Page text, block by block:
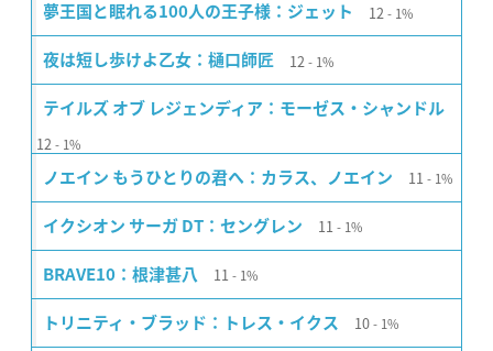
夢王国と眠れる100人の王子様：ジェット 12 1%
夜は短し歩けよ乙女：樋口師匠 12 1%
テイルズ オブ レジェンディア：モーゼス・シャンドル
12 1%
ノエイン もうひとりの君へ：カラス、ノエイン 11 1%
イクシオン サーガ DT：セングレン 11 1%
BRAVE10：根津甚八 11 1%
トリニティ・ブラッド：トレス・イクス 10 1%